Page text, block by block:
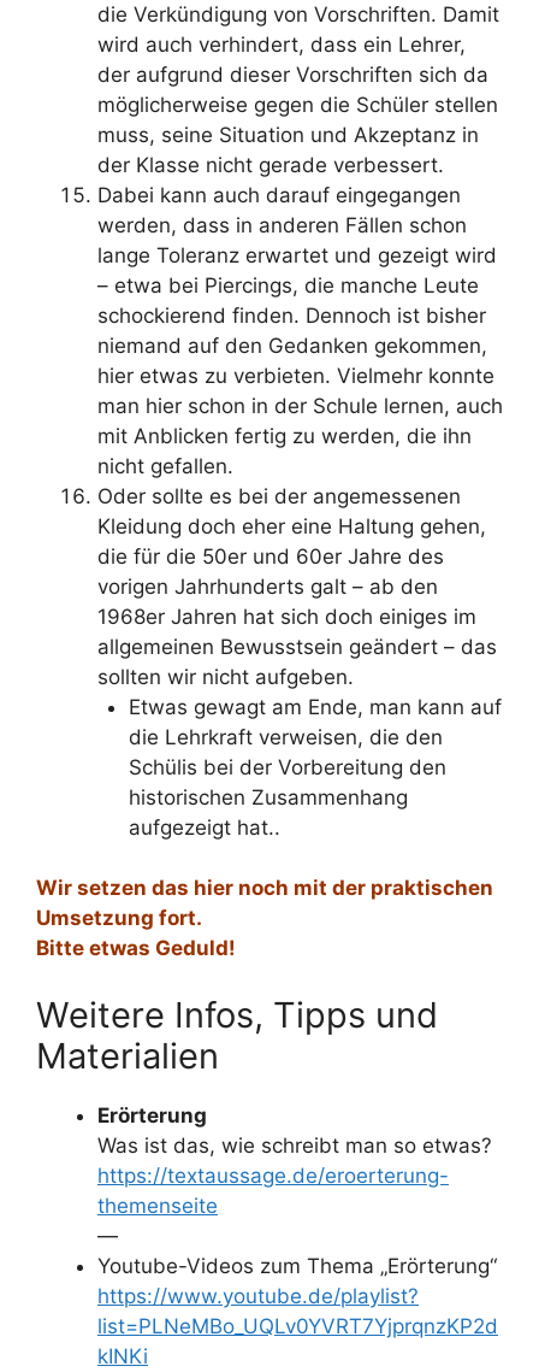
die Verkündigung von Vorschriften. Damit
wird auch verhindert, dass ein Lehrer,
der aufgrund dieser Vorschriften sich da
möglicherweise gegen die Schüler stellen
muss, seine Situation und Akzeptanz in
der Klasse nicht gerade verbessert.
Dabei kann auch darauf eingegangen
werden, dass in anderen Fällen schon
lange Toleranz erwartet und gezeigt wird
– etwa bei Piercings, die manche Leute
schockierend finden. Dennoch ist bisher
niemand auf den Gedanken gekommen,
hier etwas zu verbieten. Vielmehr konnte
man hier schon in der Schule lernen, auch
mit Anblicken fertig zu werden, die ihn
nicht gefallen.
Oder sollte es bei der angemessenen
Kleidung doch eher eine Haltung gehen,
die für die 50er und 60er Jahre des
vorigen Jahrhunderts galt – ab den
1968er Jahren hat sich doch einiges im
allgemeinen Bewusstsein geändert – das
sollten wir nicht aufgeben.
Etwas gewagt am Ende, man kann auf
die Lehrkraft verweisen, die den
Schülis bei der Vorbereitung den
historischen Zusammenhang
aufgezeigt hat..
Wir setzen das hier noch mit der praktischen
Umsetzung fort.
Bitte etwas Geduld!
Weitere Infos, Tipps und
Materialien
Erörterung
Was ist das, wie schreibt man so etwas?
https://textaussage.de/eroerterung-
themenseite
—
Youtube-Videos zum Thema „Erörterung“
https://www.youtube.de/playlist?
list=PLNeMBo_UQLv0YVRT7YjprqnzKP2d
kINKi